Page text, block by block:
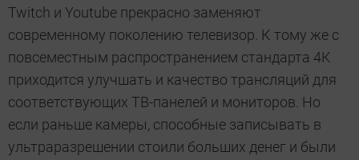
Twitch и Youtube прекрасно заменяют
современному поколению телевизор. К тому же с
повсеместным распространением стандарта 4К
приходится улучшать и качество трансляций для
соответствующих ТВ-панелей и мониторов. Но
если раньше камеры, способные записывать в
ультраразрешении стоили больших денег и были